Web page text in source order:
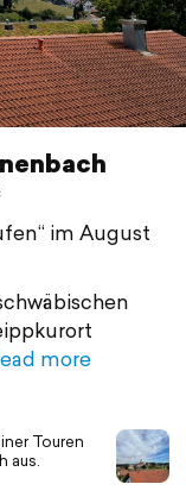
im August
more
Touren
aus.